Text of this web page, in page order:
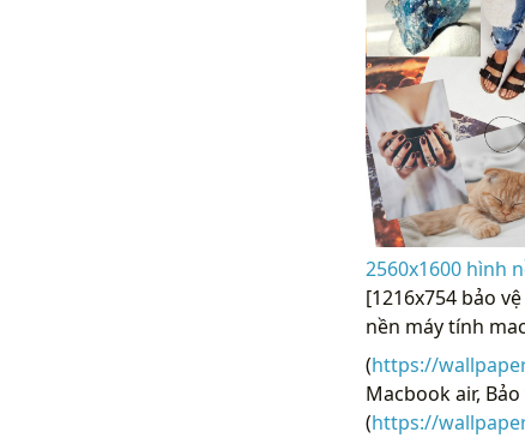
2560x1600 hình
[1216x754 bảo
nền máy tính
(https://
Macbook air,
(https://